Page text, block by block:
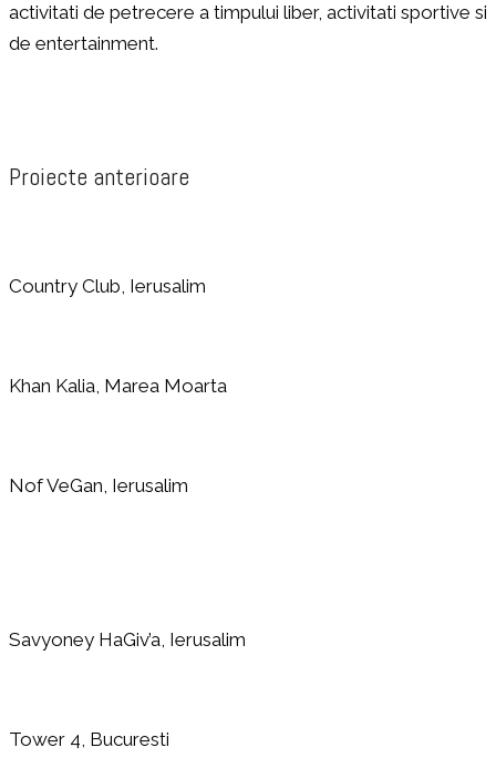
activitati de petrecere a timpului liber, activitati sportive si
de entertainment.
Proiecte anterioare
Country Club, Ierusalim
Khan Kalia, Marea Moarta
Nof VeGan, Ierusalim
Savyoney HaGiv’a, Ierusalim
Tower 4, Bucuresti